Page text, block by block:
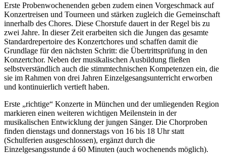
Erste Probenwochenenden geben zudem einen Vorgeschmack auf
Konzertreisen und Tourneen und stärken zugleich die Gemeinschaft
innerhalb des Chores. Diese Chorstufe dauert in der Regel bis zu
zwei Jahre. In dieser Zeit erarbeiten sich die Jungen das gesamte
Standardrepertoire des Konzertchores und schaffen damit die
Grundlage für den nächsten Schritt: die Übertrittsprüfung in den
Konzertchor. Neben der musikalischen Ausbildung fließen
selbstverständlich auch die stimmtechnischen Kompetenzen ein, die
sie im Rahmen von drei Jahren Einzelgesangsunterricht erworben
und kontinuierlich vertieft haben.
Erste „richtige“ Konzerte in München und der umliegenden Region
markieren einen weiteren wichtigen Meilenstein in der
musikalischen Entwicklung der jungen Sänger. Die Chorproben
finden dienstags und donnerstags von 16 bis 18 Uhr statt
(Schulferien ausgeschlossen), ergänzt durch die
Einzelgesangsstunde á 60 Minuten (auch wochenends möglich).